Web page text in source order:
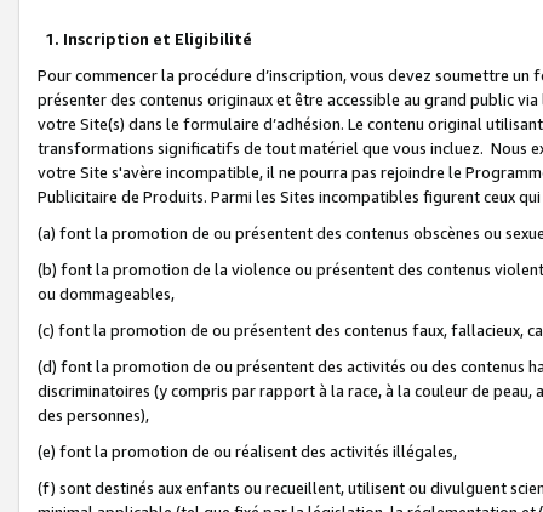
1. Inscription et Eligibilité
Pour commencer la procédure d’inscription, vous devez soumettre
présenter des contenus originaux et être accessible au grand public
votre Site(s) dans le formulaire d’adhésion. Le contenu original
transformations significatifs de tout matériel que vous incluez. Nous
votre Site s'avère incompatible, il ne pourra pas rejoindre le
Publicitaire de Produits. Parmi les Sites incompatibles figurent ceux
(a) font la promotion de ou présentent des contenus obscènes ou
(b) font la promotion de la violence ou présentent des contenus
ou dommageables,
(c) font la promotion de ou présentent des contenus faux, fallacieux,
(d) font la promotion de ou présentent des activités ou des contenus
discriminatoires (y compris par rapport à la race, à la couleur de
des personnes),
(e) font la promotion de ou réalisent des activités illégales,
(f) sont destinés aux enfants ou recueillent, utilisent ou divulguent